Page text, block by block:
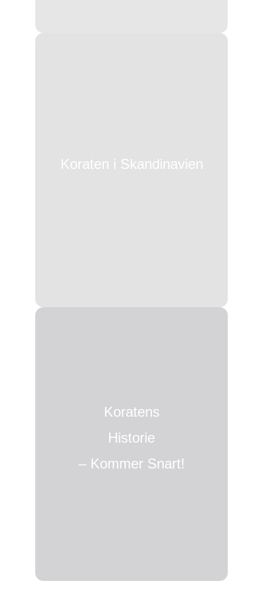
Koraten i Skandinavien
Koratens
Historie
– Kommer Snart!